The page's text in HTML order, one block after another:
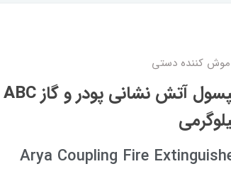
کننده دستی
Arya Coupling Fire